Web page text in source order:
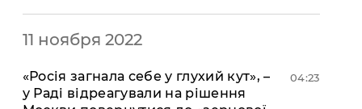
11 ноября 2022
«Росія загнала себе у глухий кут», –
у Раді відреагували на рішення
04:23